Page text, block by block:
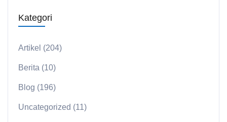
Kategori
Artikel (204)
Berita (10)
Blog (196)
Uncategorized (11)